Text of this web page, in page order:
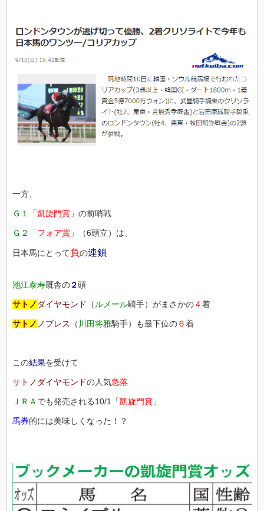
一方、
Ｇ１ 「凱旋門賞 」の前哨戦
Ｇ２ 「フォア賞 」（6頭立）は、
日本馬にとって負の連鎖
池江泰寿厩舎の ２頭
サトノ ダイヤモンド （ ルメール騎手）がまさかの４着
サトノ ノブレス （ 川田将雅騎手）も最下位の６着
この結果を受けて
サトノダイヤモンドの人気急落
ＪＲＡ でも発売される10/1「凱旋門賞 」
馬券的には美味しくなった！？